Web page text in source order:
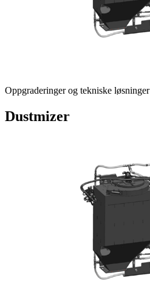
Oppgraderinger og tekniske løsninger
Dustmizer